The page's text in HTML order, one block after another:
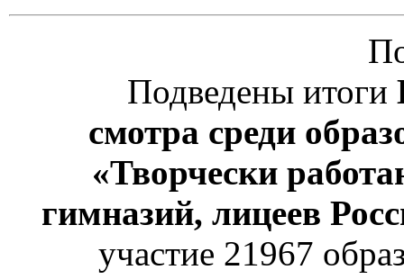
Подведены итоги
смотра среди
«Творчески
гимназий, лицеев
участие 21967